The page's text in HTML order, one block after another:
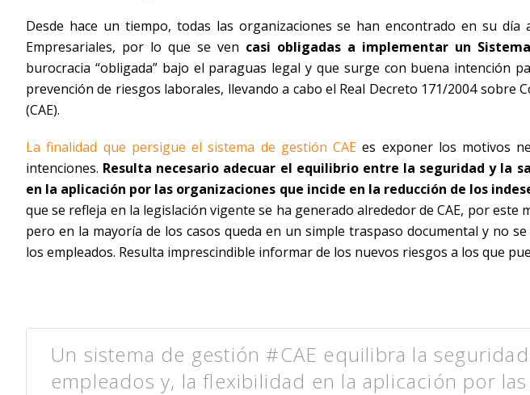
Desde hace un tiempo, todas las organizaciones se han encontrado en su día
Empresariales, por lo que se ven casi obligadas a implementar un
burocracia “obligada” bajo el paraguas legal y que surge con buena intención
prevención de riesgos laborales, llevando a cabo el Real Decreto 171/2004 sobre
(CAE).
La finalidad que persigue el sistema de gestión CAE es exponer los motivos
intenciones. Resulta necesario adecuar el equilibrio entre la seguridad y la
en la aplicación por las organizaciones que incide en la reducción de los
que se refleja en la legislación vigente se ha generado alrededor de CAE, por este
pero en la mayoría de los casos queda en un simple traspaso documental y no
los empleados. Resulta imprescindible informar de los nuevos riesgos a los que
Un sistema de gestión #CAE equilibra la
empleados y, la flexibilidad en la aplicación por